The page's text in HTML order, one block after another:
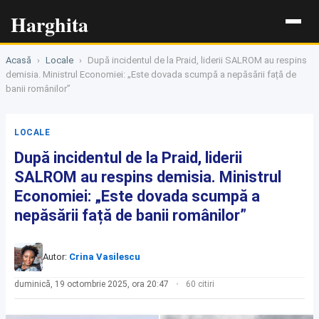
Harghita
Acasă › Locale ›
După incidentul de la Praid, liderii SALROM au respins
demisia. Ministrul Economiei: „Este dovada scumpă a nepăsării față de
banii românilor”
LOCALE
După incidentul de la Praid, liderii
SALROM au respins demisia. Ministrul
Economiei: „Este dovada scumpă a
nepăsării față de banii românilor”
Autor: Crina Vasilescu
duminică, 19 octombrie 2025, ora 20:47 60 citiri